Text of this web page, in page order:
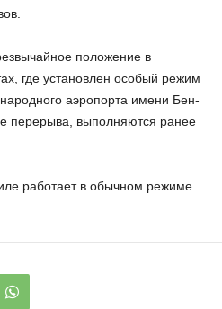
положение в
где установлен особый режим
аэропорта имени Бен-
перерыва, выполняются ранее
работает в обычном режиме.